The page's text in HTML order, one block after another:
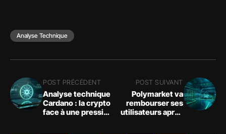
Analyse Technique
POST PRÉCÉDENT
Analyse technique
Cardano : la crypto
face à une pression
POST SUIVANT
Polymarket va
rembourser ses
utilisateurs après